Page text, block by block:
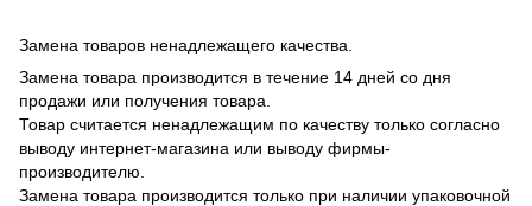
Замена товаров ненадлежащего качества.
Замена товара производится в течение 14 дней со дня
продажи или получения товара.
Товар считается ненадлежащим по качеству только согласно
выводу интернет-магазина или выводу фирмы-
производителю.
Замена товара производится только при наличии упаковочной